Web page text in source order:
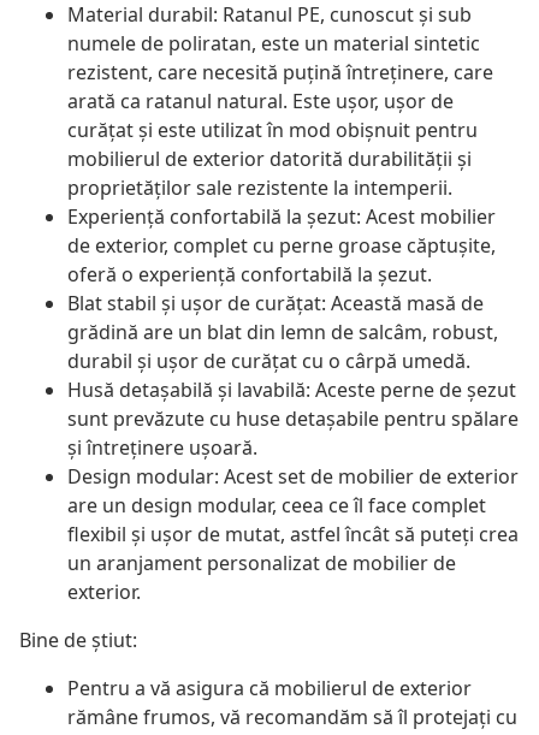
Material durabil: Ratanul PE, cunoscut și sub
numele de poliratan, este un material sintetic
rezistent, care necesită puțină întreținere, care
arată ca ratanul natural. Este ușor, ușor de
curățat și este utilizat în mod obișnuit pentru
mobilierul de exterior datorită durabilității și
proprietăților sale rezistente la intemperii.
Experiență confortabilă la șezut: Acest mobilier
de exterior, complet cu perne groase căptușite,
oferă o experiență confortabilă la șezut.
Blat stabil și ușor de curățat: Această masă de
grădină are un blat din lemn de salcâm, robust,
durabil și ușor de curățat cu o cârpă umedă.
Husă detașabilă și lavabilă: Aceste perne de șezut
sunt prevăzute cu huse detașabile pentru spălare
și întreținere ușoară.
Design modular: Acest set de mobilier de exterior
are un design modular, ceea ce îl face complet
flexibil și ușor de mutat, astfel încât să puteți crea
un aranjament personalizat de mobilier de
exterior.
Bine de știut:
Pentru a vă asigura că mobilierul de exterior
rămâne frumos, vă recomandăm să îl protejați cu